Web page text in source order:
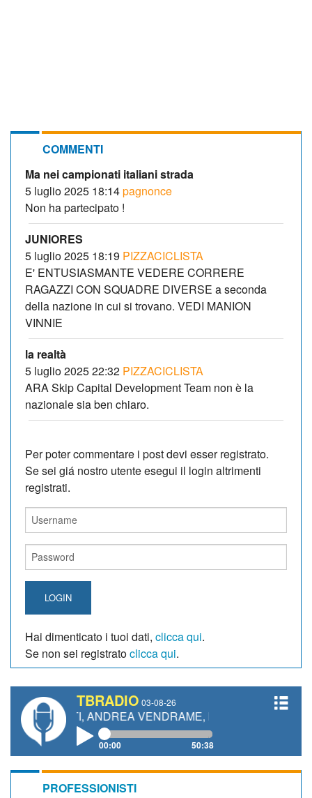
COMMENTI
Ma nei campionati italiani strada
5 luglio 2025 18:14pagnonce
Non ha partecipato !
JUNIORES
5 luglio 2025 18:19 PIZZACICLISTA
E' ENTUSIASMANTE VEDERE CORRERE
RAGAZZI CON SQUADRE DIVERSE a seconda
della nazione in cui si trovano. VEDI MANION
VINNIE
la realtà
5 luglio 2025 22:32 PIZZACICLISTA
ARA Skip Capital Development Team non è la
nazionale sia ben chiaro.
Per poter commentare i post devi esser registrato.
Se sei giá nostro utente esegui il login altrimenti
registrati.
LOGIN
Hai dimenticato i tuoi dati, clicca qui.
Se non sei registratoclicca qui.
TBRADIO 03-08-26
ANDREA VENDRAME, FILIPPO FIORELLI
00:00 50:38
PROFESSIONISTI